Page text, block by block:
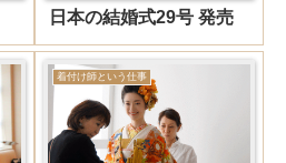
日本の結婚式29号 発売
着付け師という仕事